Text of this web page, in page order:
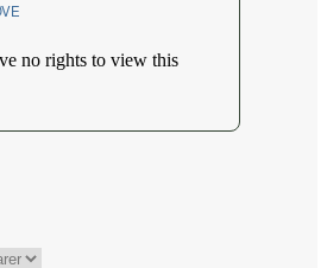
no rights to view this